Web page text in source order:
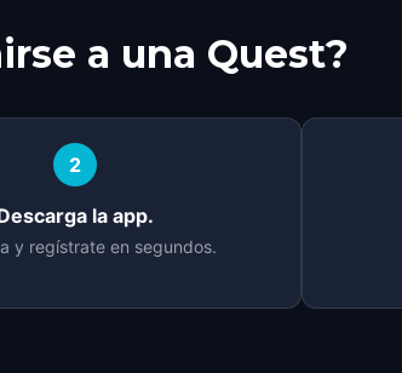
a una Quest?
2
la app.
y regístrate en segundos.